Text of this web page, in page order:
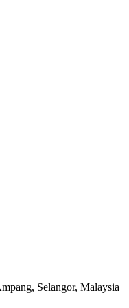
Selangor, Malaysia